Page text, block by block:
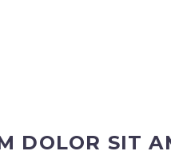
DOLOR SIT